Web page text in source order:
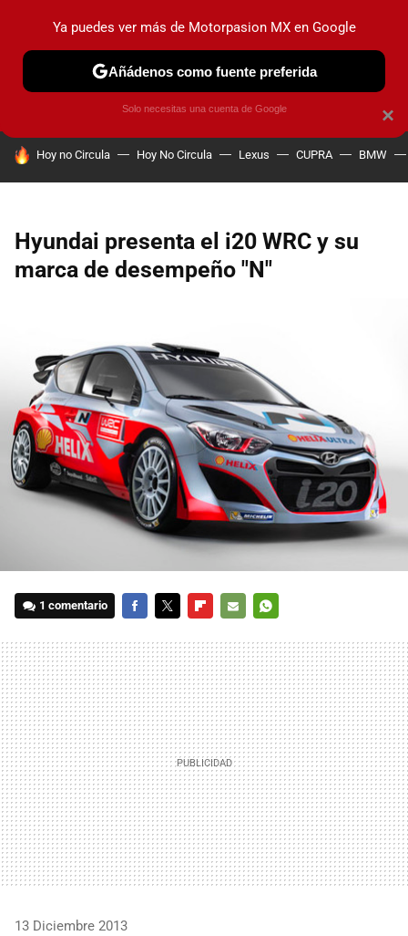
PRUEBAS INDUSTRIA HOY NO CIRCULA
HOY SE HABLA DE
Hoy no Circula Hoy No Circula Lexus CUPRA BMW
Hyundai presenta el i20 WRC y su
marca de desempeño "N"
1 comentario
MAIL
13 Diciembre 2013
×
Ya puedes ver más de Motorpasion MX en Google
Añádenos como fuente preferida
Solo necesitas una cuenta de Google